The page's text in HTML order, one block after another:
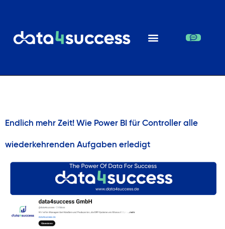
Endlich mehr Zeit! Wie Power BI für Controller alle
wiederkehrenden Aufgaben erledigt